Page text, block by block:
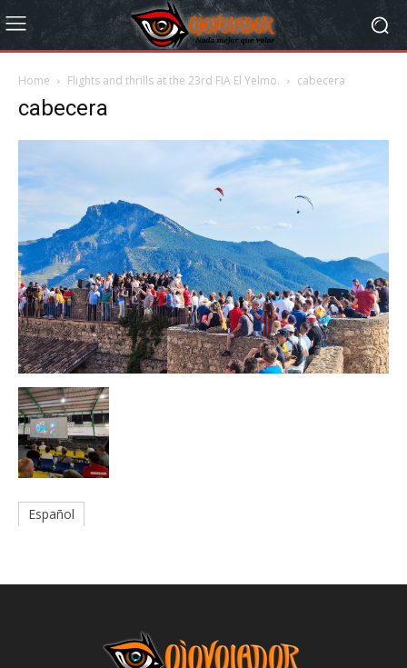
Home Flights and thrills at the 23rd FIA El Yelmo. cabecera
cabecera
Español